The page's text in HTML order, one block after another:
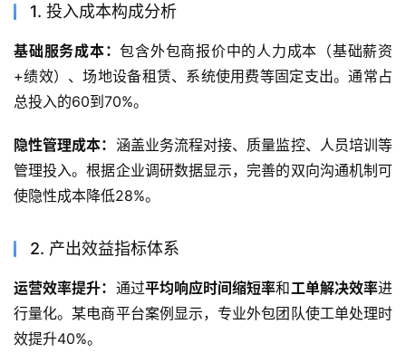
1. 投入成本构成分析
基础服务成本：包含外包商报价中的人力成本（基础薪资
+绩效）、场地设备租赁、系统使用费等固定支出。通常占
总投入的60到70%。
隐性管理成本： 涵盖业务流程对接、质量监控、人员培训等
管理投入。根据企业调研数据显示，完善的双向沟通机制可
使隐性成本降低28%。
2. 产出效益指标体系
运营效率提升： 通过平均响应时间缩短率和工单解决效率进
行量化。某电商平台案例显示，专业外包团队使工单处理时
效提升40%。